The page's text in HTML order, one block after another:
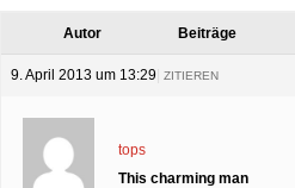
Autor Beiträge
9. April 2013 um 13:29 ZITIEREN
tops
This charming man